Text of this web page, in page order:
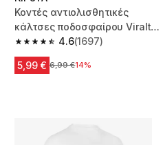
Κοντές αντιολισθητικές
κάλτσες ποδοσφαίρου Viralto
MiD - Λευκό
4.6
4.6 out of 5 stars from 1697
(1697)
5,99 € Αρχική τιμή
6,99 €14%